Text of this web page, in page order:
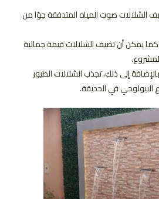
الشلالات صوت المياه المتدفقة جوًا من
يمكن أن تضيف الشلالات قيمة جمالية
إلى ذلك، تجذب الشلالات الطيور
البيولوجي في الحديقة.